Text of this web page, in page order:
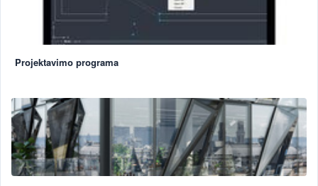
Projektavimo programa